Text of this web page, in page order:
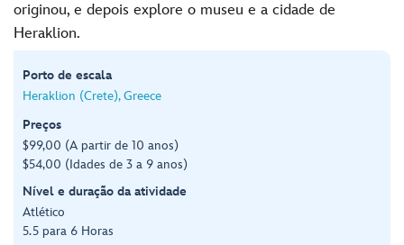
originou, e depois explore o museu e a cidade de
Heraklion.
Porto de escala
Heraklion (Crete), Greece
Preços
$99,00 (A partir de 10 anos)
$54,00 (Idades de 3 a 9 anos)
Nível e duração da atividade
Atlético
5.5 para 6 Horas